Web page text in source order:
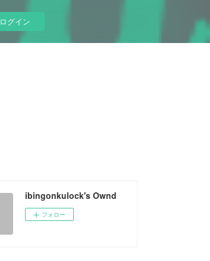
ログイン
ibingonkulock's Ownd
フォロー